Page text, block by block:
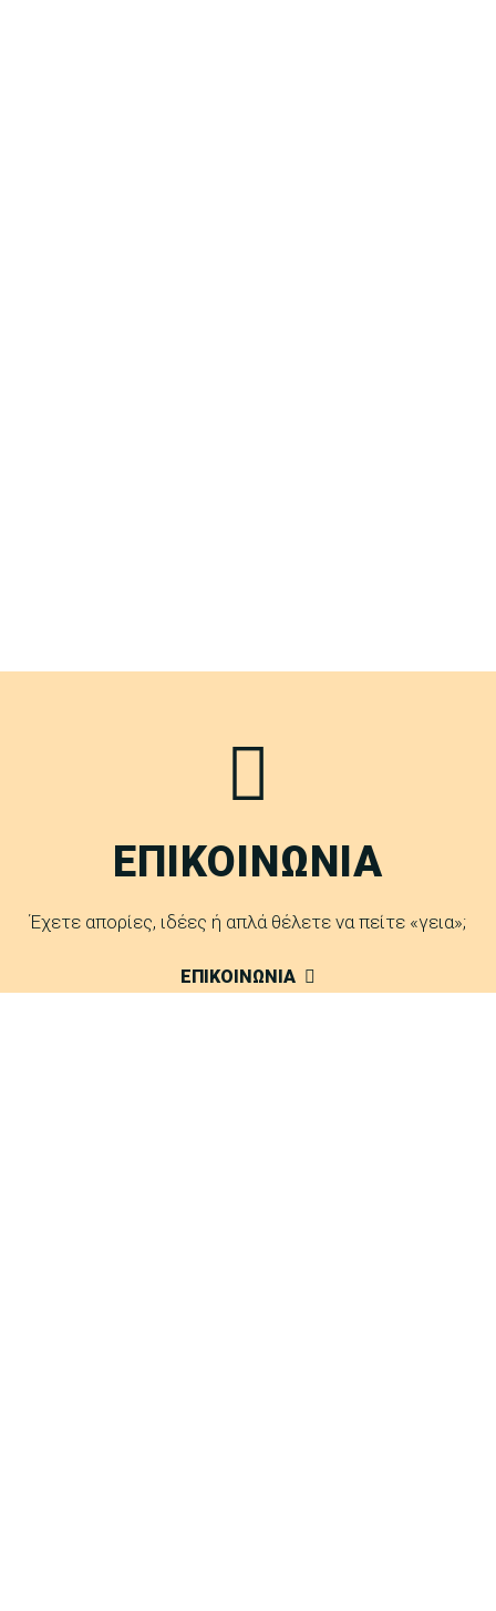
ΕΠΙΚΟΙΝΩΝΙΑ
Έχετε απορίες, ιδέες ή απλά θέλετε να πείτε «γεια»;
ΕΠΙΚΟΙΝΩΝΙΑ